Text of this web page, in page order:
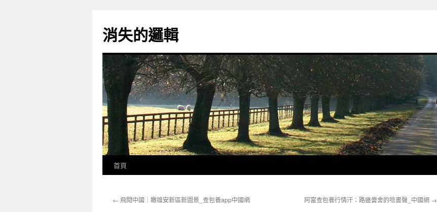
主
要
消失的邏輯
首頁
← 飛閱中國｜瞰雄安新區新圖景_查包養app中國網 阿富查包養行情汗：路邊黌舍的唸書聲_中國網 →